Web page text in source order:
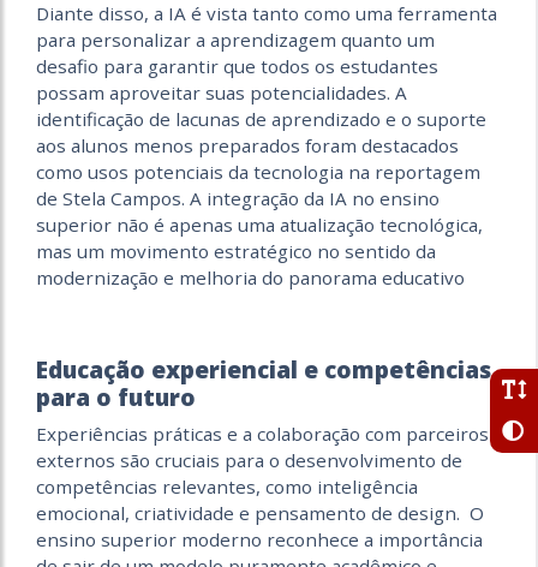
Diante disso, a IA é vista tanto como uma ferramenta
para personalizar a aprendizagem quanto um
desafio para garantir que todos os estudantes
possam aproveitar suas potencialidades. A
identificação de lacunas de aprendizado e o suporte
aos alunos menos preparados foram destacados
como usos potenciais da tecnologia na reportagem
de Stela Campos. A integração da IA ​​no ensino
superior não é apenas uma atualização tecnológica,
mas um movimento estratégico no sentido da
modernização e melhoria do panorama educativo
Educação experiencial e competências
para o futuro
Experiências práticas e a colaboração com parceiros
externos são cruciais para o desenvolvimento de
competências relevantes, como inteligência
emocional, criatividade e pensamento de design. O
ensino superior moderno reconhece a importância